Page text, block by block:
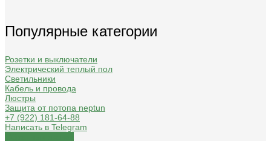
Популярные категории
Розетки и выключатели
Электрический теплый пол
Светильники
Кабель и провода
Люстры
Защита от потопа neptun
+7 (922) 181-64-88
Написать в Telegram